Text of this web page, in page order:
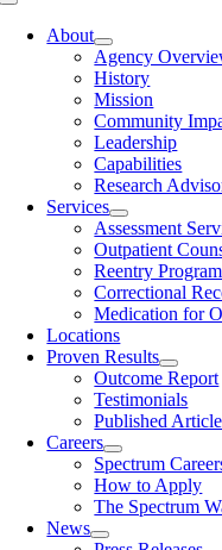
Toggle
Navigation
About
Agency
History
Mission
Community
Leadership
Capabilities
Research
Services
Assessment
Outpatient
Reentry
Correctional
Medication for
Locations
Proven Results
Outcome Report
Testimonials
Published
Careers
Spectrum
How to Apply
The Spectrum
News